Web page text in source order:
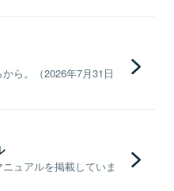
ら。（2026年7月31日
ュアルを掲載していま